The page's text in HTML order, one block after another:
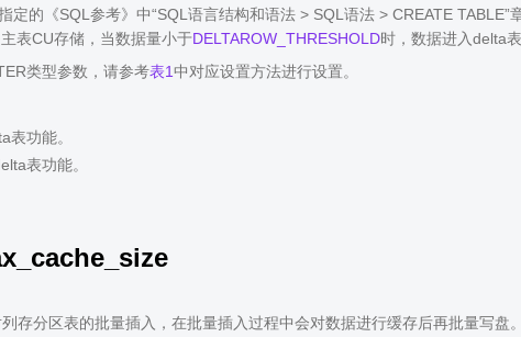
定的《SQL参考》中“SQL语言结构和语法 > SQL语法 > CREATE
表CU存储，当数据量小于DELTAROW_THRESHOLD时，数据进入delta表
类型参数，请参考表1中对应设置方法进行设置。
表功能。
表功能。
列存分区表的批量插入，在批量插入过程中会对数据进行缓存后再批量写